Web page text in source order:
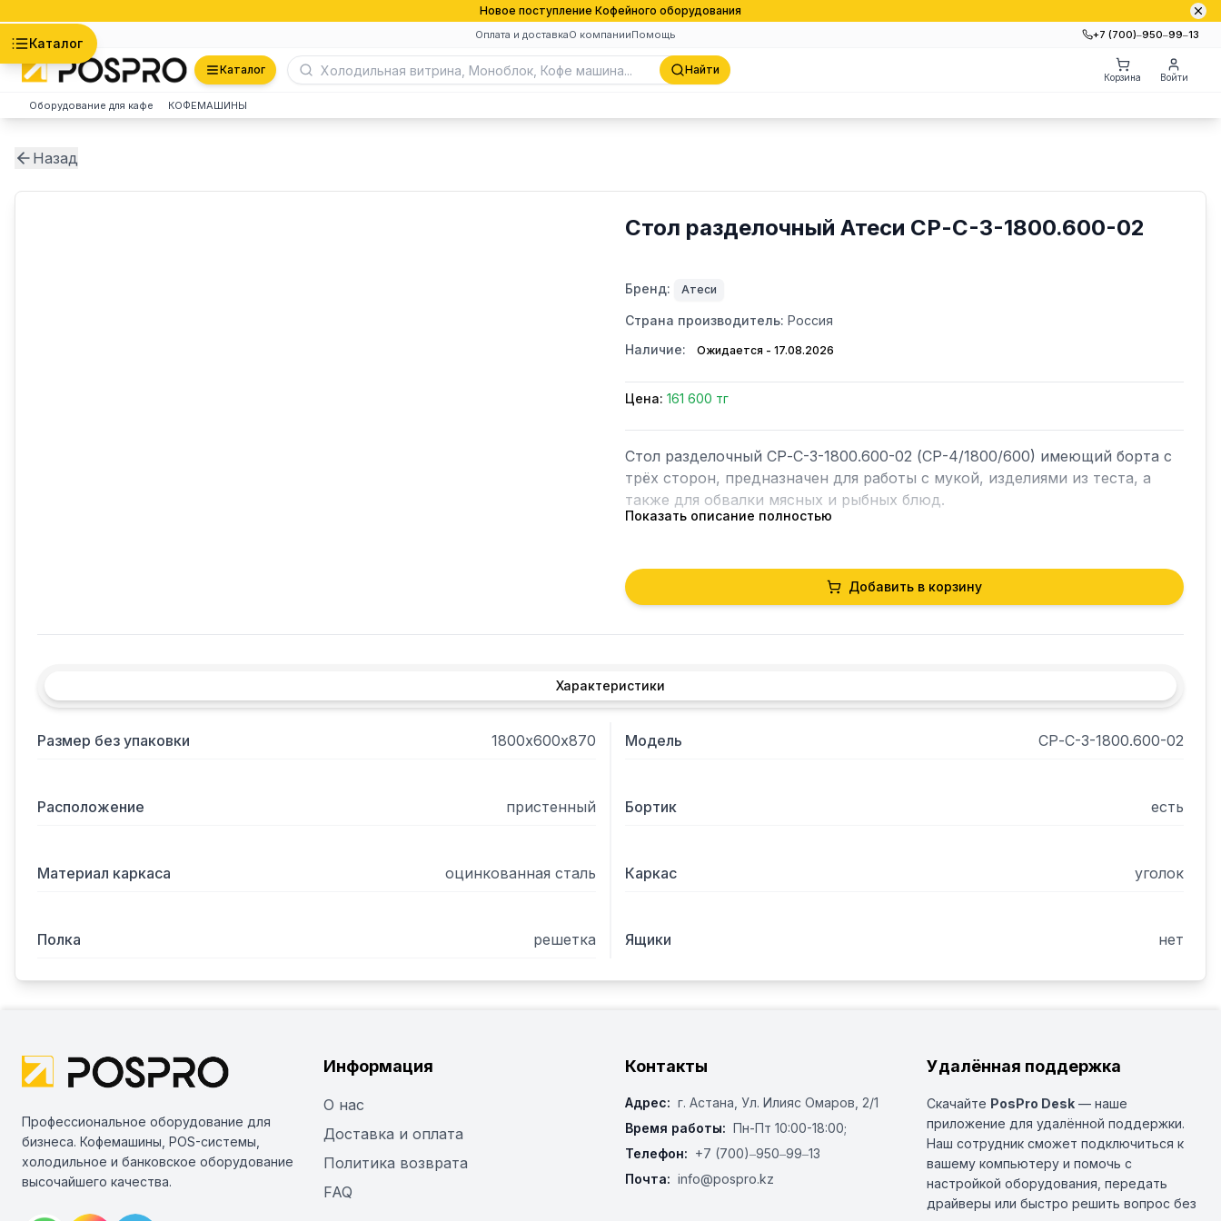
Новое поступление Кофейного оборудования
Оплата и доставкаО компанииПомощь +7 (700)‒950‒99‒13
Каталог
Каталог Найти
Корзина Войти
Оборудование для кафе КОФЕМАШИНЫ
Назад
Стол разделочный Атеси СР-С-3-1800.600-02
Бренд: Атеси
Страна производитель: Россия
Наличие:
Ожидается - 17.08.2026
Цена: 161 600 тг
Стол разделочный СР-С-3-1800.600-02 (СР-4/1800/600) имеющий борта с
трёх сторон, предназначен для работы с мукой, изделиями из теста, а
также для обвалки мясных и рыбных блюд.
внутренней стороны листом ламинированной древесно-стружечной
плиты, что увеличивает прочность и исключает прогиб столешницы.
- Стойки стола в виде уголка изготовлены из оцинкованной стали.
- Стол имеет полку-решётку, также изготовленную из оцинкованной
компенсировать неровности пола.
Показать описание полностью
Добавить в корзину
Характеристики
Размер без упаковки 1800х600х870 Модель СР-С-3-1800.600-02
Расположение пристенный Бортик есть
Материал каркаса оцинкованная сталь Каркас уголок
Полка решетка Ящики нет
Профессиональное оборудование для
бизнеса. Кофемашины, POS-системы,
холодильное и банковское оборудование
высочайшего качества.
Информация
О нас
Доставка и оплата
Политика возврата
FAQ
Контакты
Адрес: г. Астана, ​Ул. Илияс Омаров, 2/1
Время работы: Пн-Пт 10:00-18:00;
Телефон: +7 (700)‒950‒99‒13
Почта: info@pospro.kz
Удалённая поддержка
Скачайте PosPro Desk — наше
приложение для удалённой поддержки.
Наш сотрудник сможет подключиться к
вашему компьютеру и помочь с
настройкой оборудования, передать
драйверы или быстро решить вопрос без